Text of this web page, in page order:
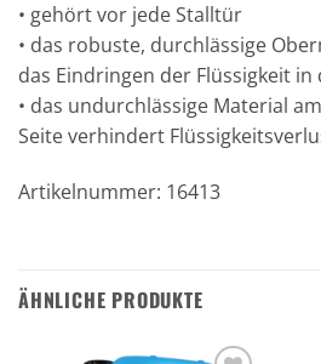
• gehört vor jede Stalltür
• das robuste, durchlässige
das Eindringen der Flüssigkeit in
• das undurchlässige Material
Seite verhindert
Artikelnummer: 16413
ÄHNLICHE PRODUKTE